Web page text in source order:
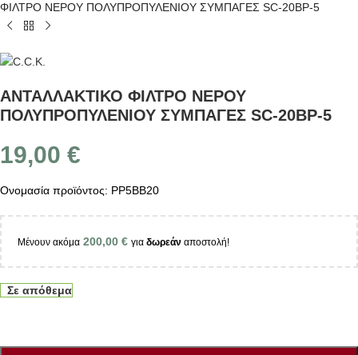
ΦΙΛΤΡΟ ΝΕΡΟΥ ΠΟΛΥΠΡΟΠΥΛΕΝΙΟΥ ΣΥΜΠΑΓΕΣ SC-20BP-5
ΑΝΤΑΛΛΑΚΤΙΚΟ ΦΙΛΤΡΟ ΝΕΡΟΥ
ΠΟΛΥΠΡΟΠΥΛΕΝΙΟΥ ΣΥΜΠΑΓΕΣ SC-20BP-5
19,00 €
Ονομασία προϊόντος: PP5BB20
Μένουν ακόμα 200,00 € για δωρεάν αποστολή!
Σε απόθεμα